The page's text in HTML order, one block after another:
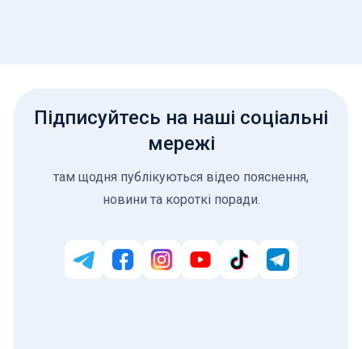
Підписуйтесь на наші соціальні
мережі
там щодня публікуються відео пояснення,
новини та короткі поради.